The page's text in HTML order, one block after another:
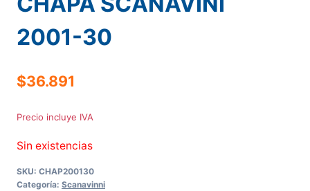
2001-30
$36.891
Precio incluye IVA
Sin existencias
SKU: CHAP200130
Categoría: Scanavinni